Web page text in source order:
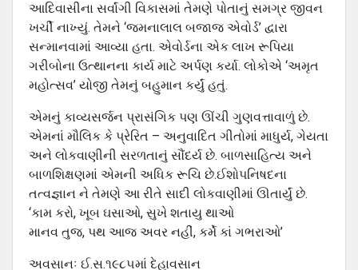
આદિવાસીના સર્વાંગી વિકાસમાં તેમણે પોતાનું સમગ્ર જીવન
ખર્ચી નાખ્‍યું. તેમને ‘જમનાલાલ બજાજ એવોર્ડ’ દ્વારા
સન્‍માનવામાં આવ્‍યા હતા. એવોર્ડના એક લાખ રૂપિ‍યા
ગરીબોના ઉત્‍થાનના કાર્ય માટે અર્પણ કર્યા. લોકોએ ‘અમૃત
મહોત્‍સવ’ યોજી તેમનું બહુમાન કર્યું હતું.
એમનું કાવ્યસર્જન પ્રાસંગિક પણ ઊંચી ગુણવત્તાવાળું છે.
એમનાં મૌલિક કે પ્રેરિત – અનુવાદિત ગીતોમાં માધુર્ય, ગેયતા
અને લોકવાણીની સરળતાનું સૌંદર્ય છે. બાળસાહિત્ય અને
બાળશિક્ષણમાં એમની અધિક રૂચિ છે.ઈશોપનિષદના
તત્‍વજ્ઞાન ને તેમણે આ રીતે સાદી લોકવાણીમાં ઊતાર્યું છે.
‘કામ કરો, ખૂબ ઘસાઓ, સુખે શતાયુ થાઓ
માનવ તુજ, પથ આજ અવર નહીં, કર્મે કાં ગભરાઓ’
અવસાનઃ ઈ.સ.૧૯૮૫માં દેહાવસાન